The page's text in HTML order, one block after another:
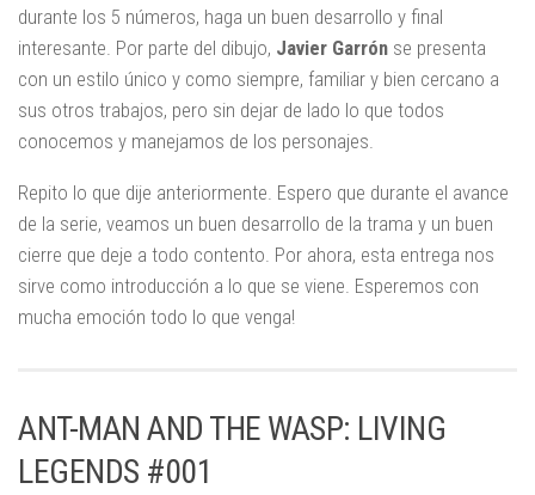
durante los 5 números, haga un buen desarrollo y final
interesante. Por parte del dibujo, Javier Garrón se presenta
con un estilo único y como siempre, familiar y bien cercano a
sus otros trabajos, pero sin dejar de lado lo que todos
conocemos y manejamos de los personajes.
Repito lo que dije anteriormente. Espero que durante el avance
de la serie, veamos un buen desarrollo de la trama y un buen
cierre que deje a todo contento. Por ahora, esta entrega nos
sirve como introducción a lo que se viene. Esperemos con
mucha emoción todo lo que venga!
ANT-MAN AND THE WASP: LIVING
LEGENDS #001